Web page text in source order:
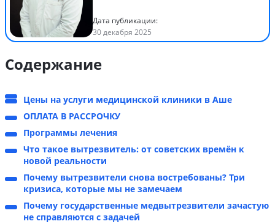
Дата публикации:
30 декабря 2025
Содержание
Цены на услуги медицинской клиники в Аше
ОПЛАТА В РАССРОЧКУ
Программы лечения
Что такое вытрезвитель: от советских времён к
новой реальности
Почему вытрезвители снова востребованы? Три
кризиса, которые мы не замечаем
Почему государственные медвытрезвители зачастую
не справляются с задачей